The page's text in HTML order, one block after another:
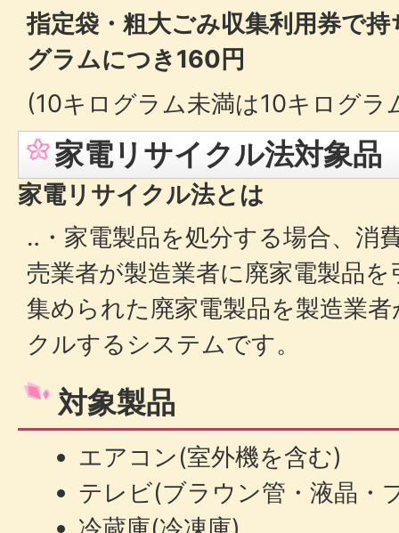
指定袋・粗大ごみ収集利用券で
グラムにつき160円
(10キログラム未満は10キログラ
家電リサイクル法対象品
家電リサイクル法とは
‥・家電製品を処分する場合、消
売業者が製造業者に廃家電製品
集められた廃家電製品を製造業
クルするシステムです。
対象製品
エアコン(室外機を含む)
テレビ(ブラウン管・液晶・